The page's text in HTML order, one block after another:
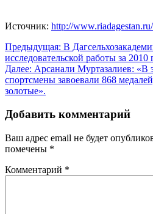
Источник: http://
Навигация
по
записям
Предыдущая: В
исследовательской работы за 2010
Далее: Арсанали Муртазалиев: «В
спортсмены завоевали 868
золотые».
Добавить комментарий
Ваш адрес email не будет
помечены *
Комментарий *